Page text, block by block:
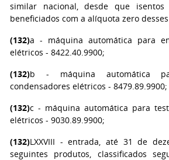
similar nacional, desde que
beneficiados com a alíquota zero
(132)a - máquina automática para
elétricos - 8422.40.9900;
(132)b - máquina automática
condensadores elétricos - 8479.89.9900;
(132)c - máquina automática para
elétricos - 9030.89.9900;
(132)LXXVIII - entrada, até 31 de
seguintes produtos, classificados